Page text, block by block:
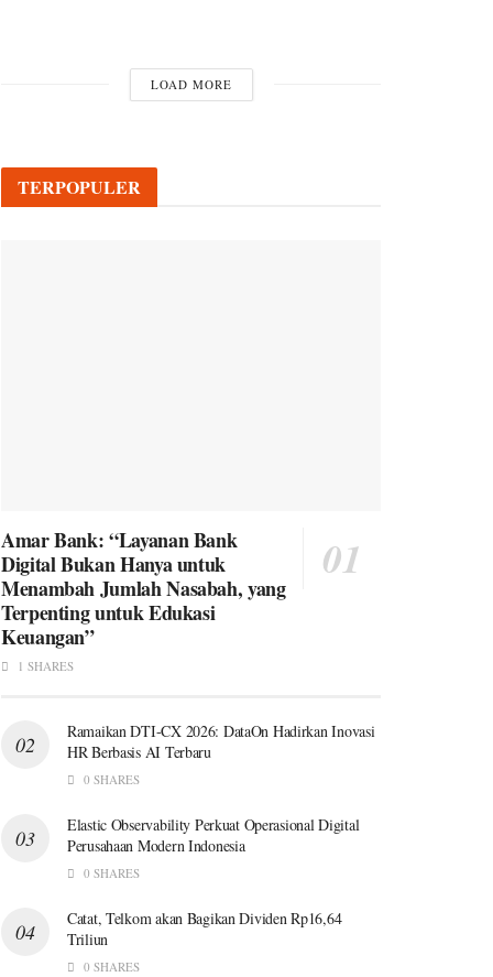
LOAD MORE
TERPOPULER
Amar Bank: “Layanan Bank
Digital Bukan Hanya untuk
Menambah Jumlah Nasabah, yang
Terpenting untuk Edukasi
Keuangan”
1 SHARES
Ramaikan DTI-CX 2026: DataOn Hadirkan Inovasi
HR Berbasis AI Terbaru
0 SHARES
Elastic Observability Perkuat Operasional Digital
Perusahaan Modern Indonesia
0 SHARES
Catat, Telkom akan Bagikan Dividen Rp16,64
Triliun
0 SHARES